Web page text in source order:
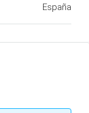
España